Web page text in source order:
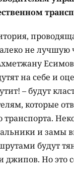
не лучшую
на себе и
– будут
которые
транспорта.
и замы
будут
джипов. Но